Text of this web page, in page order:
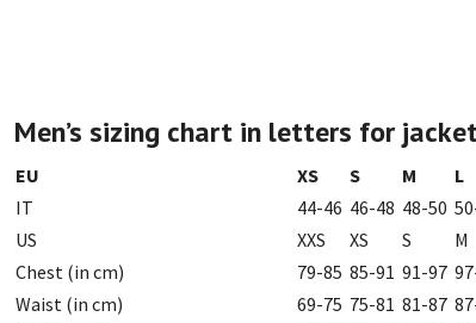
Men’s sizing chart in letters for
EU XS S M L
IT
44-46 46-48 48-50
US
XXS XS S M
Chest (in cm)
79-85 85-91 91-97
Waist (in cm)
69-75 75-81 81-87